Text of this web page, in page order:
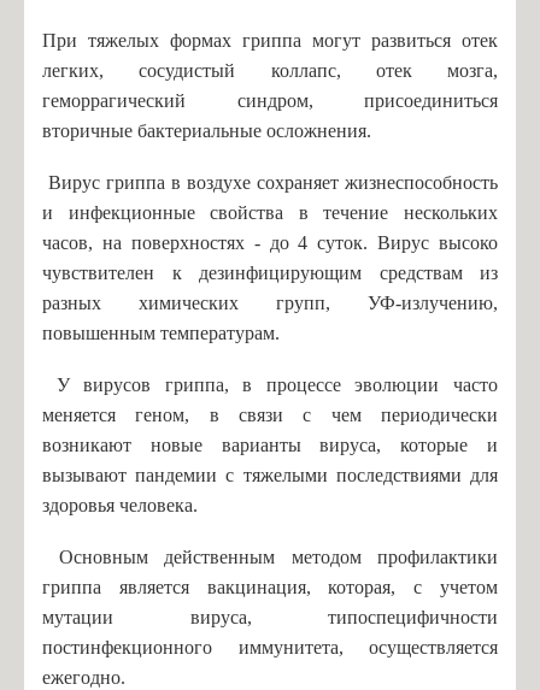
Амосёнок Н.Л. - учитель математики
Михеенкова М.И. - учитель начальных классов
Карпёнкова А.Ю. - учитель начальных классов
Петрова С.И. - учитель русского языка и литературы
Архипова И.А. - учитель иностранного языка
Захарова А.Э. - учитель начальных классов
Бондарева А.Н. - учитель истории и обществознания
Кондратьева В.А. - учитель английского языка
Зелёва А.В. - замдиректора по АХЧ
Кальченко Д.А. - учитель химии
Шутова Л.В. - учитель физической культуры
Кузьмин Л. И. - учитель истории
Музей
При тяжелых формах гриппа могут развиться отек
легких, сосудистый коллапс, отек мозга,
геморрагический синдром, присоединиться
вторичные бактериальные осложнения.
Вирус гриппа в воздухе сохраняет жизнеспособность
и инфекционные свойства в течение нескольких
часов, на поверхностях - до 4 суток. Вирус высоко
чувствителен к дезинфицирующим средствам из
разных химических групп, УФ-излучению,
повышенным температурам.
У вирусов гриппа, в процессе эволюции часто
меняется геном, в связи с чем периодически
возникают новые варианты вируса, которые и
вызывают пандемии с тяжелыми последствиями для
здоровья человека.
Основным действенным методом профилактики
гриппа является вакцинация, которая, с учетом
мутации вируса, типоспецифичности
постинфекционного иммунитета, осуществляется
ежегодно.